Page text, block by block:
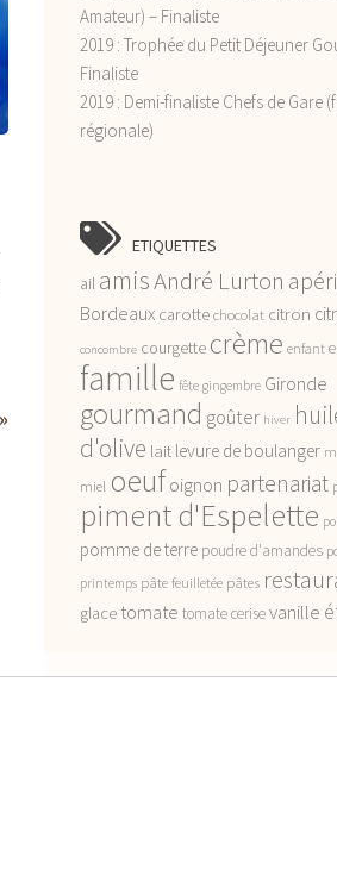
Amateur) – Finaliste
2019 : Trophée du Petit Déjeuner
Finaliste
2019 : Demi-finaliste Chefs de Gare
régionale)
ETIQUETTES
ail amisAndré Lurton
Bordeaux carottechocolat citron
concombre courgette crème enfant
famille fête gingembre Gironde
gourmand goûter hiver
d'olive lait levure de boulanger
miel oeuf oignon partenariat
piment d'Espelette
pomme de terre poudre d'amandes
printemps pâte feuilletée pâtes
glace tomate tomate cerisevanille